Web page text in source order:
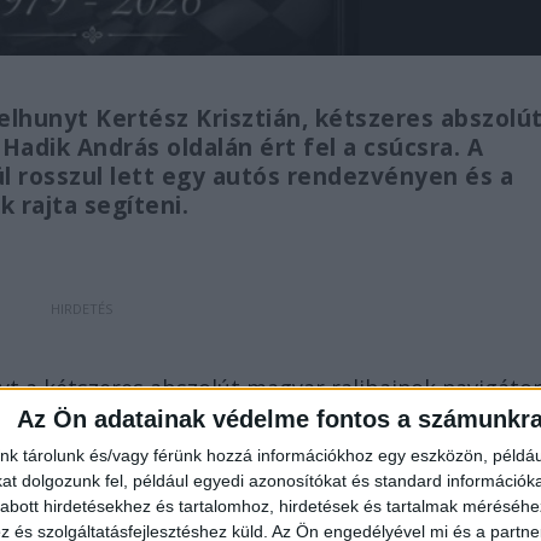
Az Ön adatainak védelme fontos a
tárolunk és/vagy férünk hozzá információkhoz egy eszközön,
dolgozunk fel, például egyedi azonosítókat és standard
hirdetésekhez és tartalomhoz, hirdetések és tartalmak
és szolgáltatásfejlesztéshez küld. Az Ön engedélyével mi és a
Kertész Krisztián, kétszeres abszolút
András oldalán ért fel a csúcsra. A
rosszul lett egy autós rendezvényen és a
rajta segíteni.
a kétszeres abszolút magyar ralibajnok
2020-ban és 2021-ben ünnepelhetett abszolút
híreit ide kattintva éred el! A Facebookon